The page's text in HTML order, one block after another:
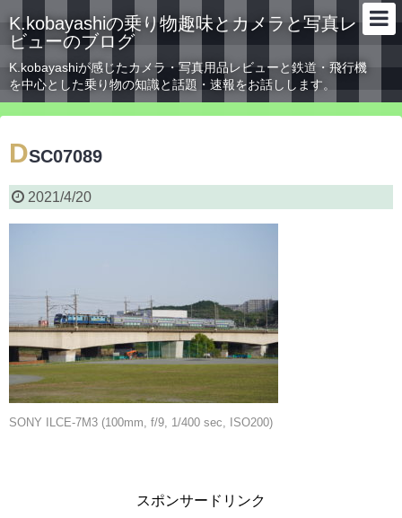
K.kobayashiの乗り物趣味とカメラと写真レ
ビューのブログ
K.kobayashiが感じたカメラ・写真用品レビューと鉄道・飛行機
を中心とした乗り物の知識と話題・速報をお話しします。
DSC07089
2021/4/20
SONY ILCE-7M3 (100mm, f/9, 1/400 sec, ISO200)
スポンサードリンク